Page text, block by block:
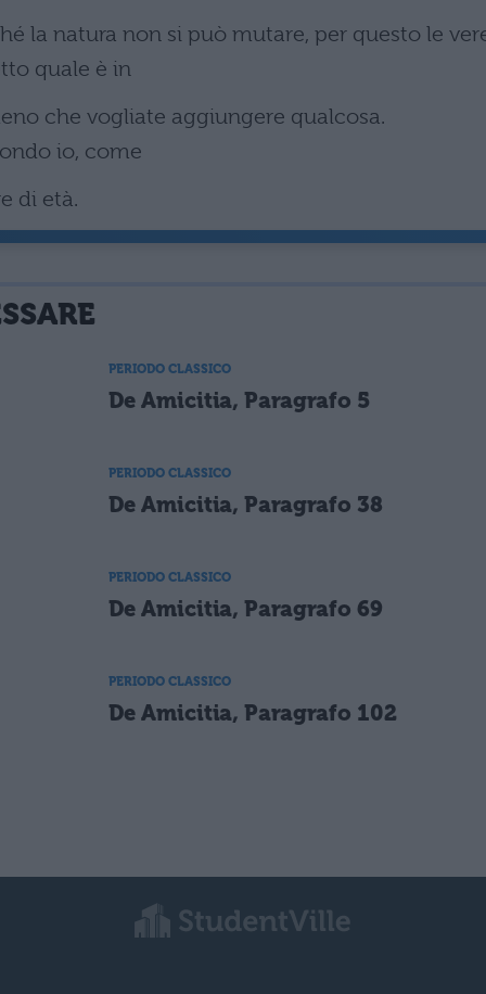
la natura non si può mutare, per questo le
quale è in
che vogliate aggiungere qualcosa.
io, come
di età.
PERIODO CLASSICO
De Amicitia, Paragrafo 5
PERIODO CLASSICO
De Amicitia, Paragrafo 38
PERIODO CLASSICO
De Amicitia, Paragrafo 69
PERIODO CLASSICO
De Amicitia, Paragrafo 102